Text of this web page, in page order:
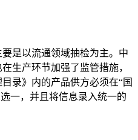
是以流通领域抽检为主。中
生产环节加强了监管措施，
录》内的产品供方必须在“国
一，并且将信息录入统一的